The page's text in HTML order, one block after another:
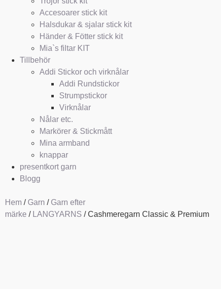
Accesoarer stick kit
Halsdukar & sjalar stick kit
Händer & Fötter stick kit
Mia`s filtar KIT
Tillbehör
Addi Stickor och virknålar
Addi Rundstickor
Strumpstickor
Virknålar
Nålar etc.
Markörer & Stickmått
Mina armband
knappar
presentkort garn
Blogg
Hem / Garn / Garn efter
märke / LANGYARNS / Cashmeregarn Classic & Premium